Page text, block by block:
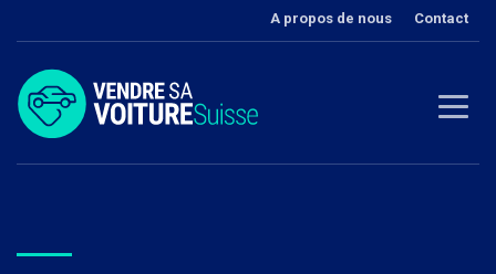
A propos de nous Contact